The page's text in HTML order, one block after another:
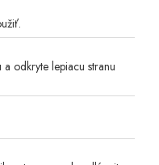
odkryte lepiacu stranu